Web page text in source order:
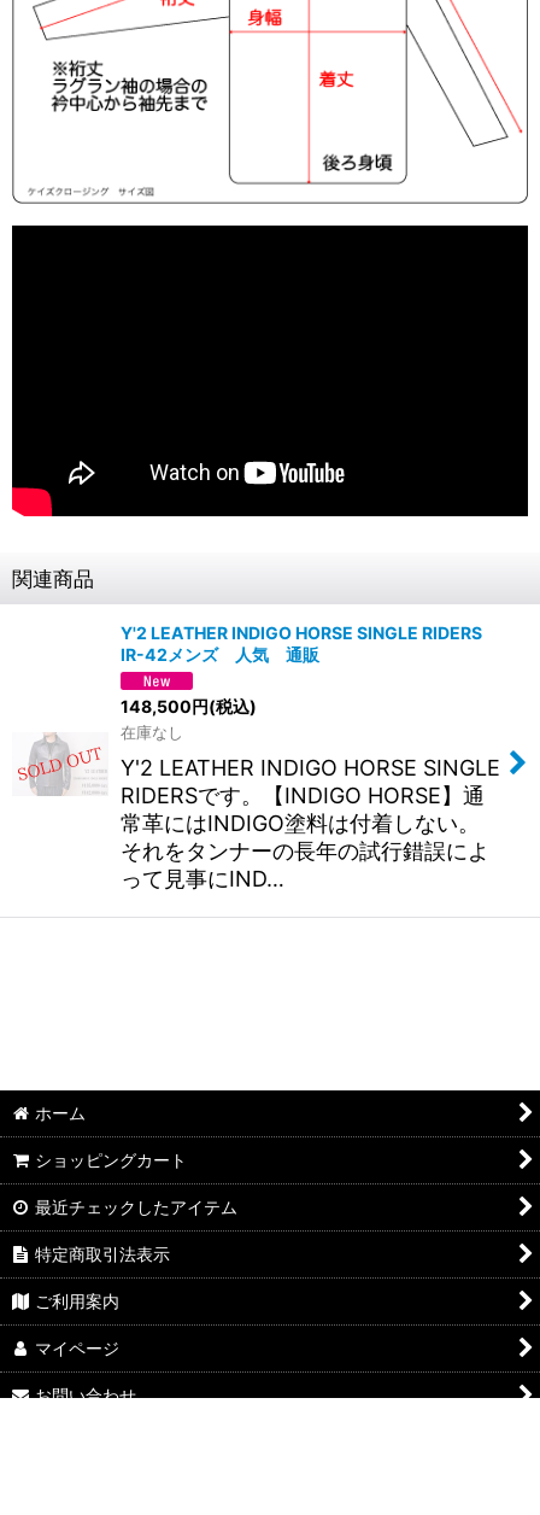
関連商品
Y'2 LEATHER INDIGO HORSE SINGLE RIDERS
IR-42メンズ 人気 通販
148,500 円(税込)
在庫なし
Y'2 LEATHER INDIGO HORSE SINGLE
RIDERSです。【INDIGO HORSE】通
常革にはINDIGO塗料は付着しない。
それをタンナーの長年の試行錯誤によ
って見事にIND…
ホーム
ショッピングカート
最近チェックしたアイテム
特定商取引法表示
ご利用案内
マイページ
お問い合わせ